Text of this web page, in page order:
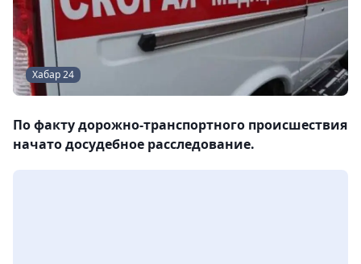
Хабар 24
По факту дорожно-транспортного происшествия
начато досудебное расследование.